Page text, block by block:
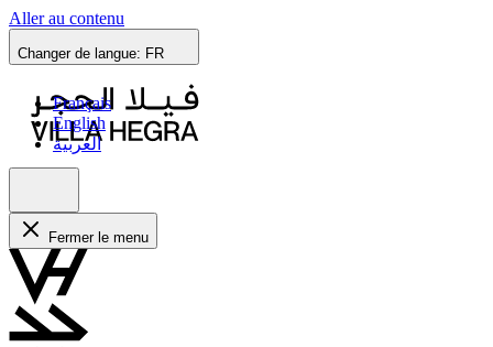
Aller au contenu
Changer de langue: FR
Français
English
العربية
Fermer le menu